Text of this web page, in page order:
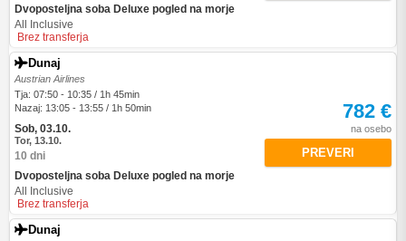
Dvoposteljna soba Deluxe pogled na morje
All Inclusive
Brez transferja
Dunaj
Austrian Airlines
Tja: 07:50 - 10:35 / 1h 45min
Nazaj: 13:05 - 13:55 / 1h 50min
Sob, 03.10.
Tor, 13.10.
10 dni
Dvoposteljna soba Deluxe pogled na morje
All Inclusive
Brez transferja
782 €
na osebo
PREVERI
Dunaj